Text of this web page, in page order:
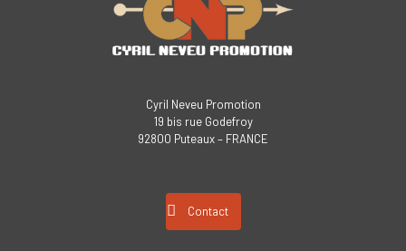
Cyril Neveu Promotion
19 bis rue Godefroy
92800 Puteaux – FRANCE
Contact